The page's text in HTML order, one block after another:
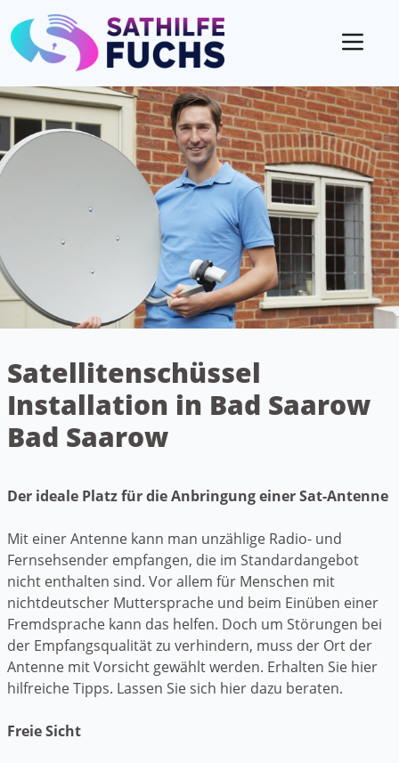
Satellitenschüssel
Installation in Bad Saarow
Bad Saarow
Der ideale Platz für die Anbringung einer Sat-Antenne
Mit einer Antenne kann man unzählige Radio- und
Fernsehsender empfangen, die im Standardangebot
nicht enthalten sind. Vor allem für Menschen mit
nichtdeutscher Muttersprache und beim Einüben einer
Fremdsprache kann das helfen. Doch um Störungen bei
der Empfangsqualität zu verhindern, muss der Ort der
Antenne mit Vorsicht gewählt werden. Erhalten Sie hier
hilfreiche Tipps. Lassen Sie sich hier dazu beraten.
Freie Sicht